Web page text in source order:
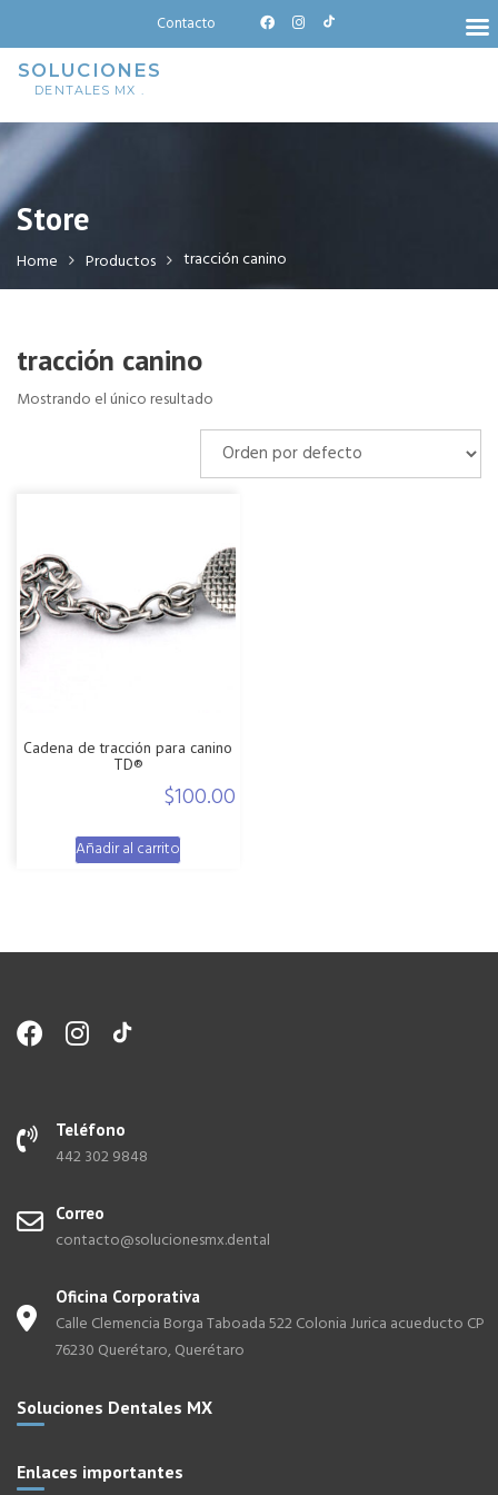
content
Contacto
SOLUCIONES
DENTALES MX .
Store
Home Productos tracción canino
tracción canino
Mostrando el único resultado
Cadena de tracción para canino
TD®
$100.00
Añadir al carrito
Teléfono
442 302 9848
Correo
contacto@solucionesmx.dental
Oficina Corporativa
Calle Clemencia Borga Taboada 522 Colonia Jurica acueducto CP
76230 Querétaro, Querétaro
Soluciones Dentales MX
Enlaces importantes